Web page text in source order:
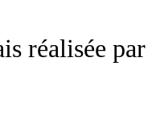
réalisée